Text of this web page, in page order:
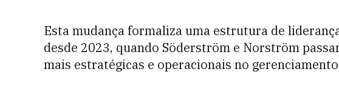
Esta mudança formaliza uma estrutura de
desde 2023, quando Söderström e Norström
mais estratégicas e operacionais no